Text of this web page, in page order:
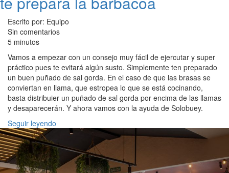
Escrito por: Equipo
Sin comentarios
5 minutos
Vamos a empezar con un consejo muy fácil de ejercutar y super
práctico pues te evitará algún susto. Simplemente ten preparado
un buen puñado de sal gorda. En el caso de que las brasas se
conviertan en llama, que estropea lo que se está cocinando,
basta distribuier un puñado de sal gorda por encima de las llamas
y desaparecerán. Y ahora vamos con la ayuda de Solobuey.
Seguir leyendo